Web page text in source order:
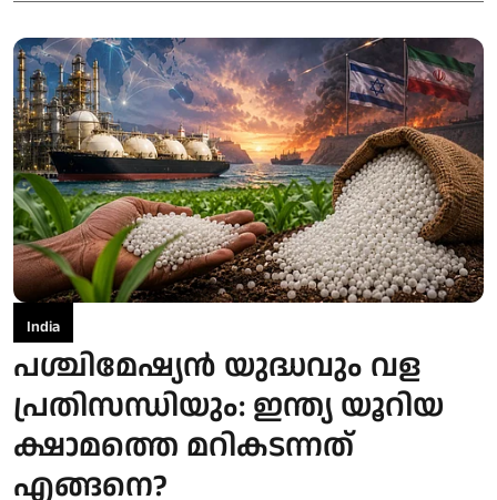
India
പശ്ചിമേഷ്യന്‍ യുദ്ധവും വള
പ്രതിസന്ധിയും: ഇന്ത്യ യൂറിയ
ക്ഷാമത്തെ മറികടന്നത്
എങ്ങനെ?